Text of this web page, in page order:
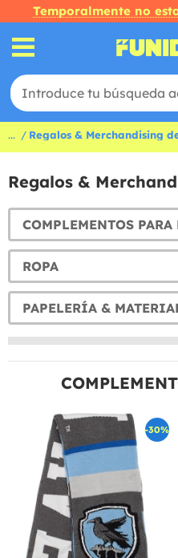
Temporalmente no
... Regalos & Merchandising
Regalos &
COMPLEMENTOS PARA
ROPA
PAPELERÍA &
-30%